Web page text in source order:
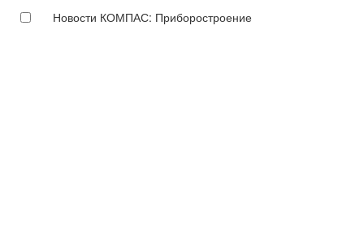
Новости КОМПАС: Приборостроение